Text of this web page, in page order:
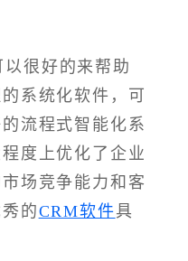
很好的来帮助
系统化软件，可
流程式智能化系
度上优化了企业
场竞争能力和客
的CRM软件具